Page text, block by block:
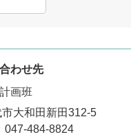
わせ先
計画班
大和田新田312-5
047-484-8824